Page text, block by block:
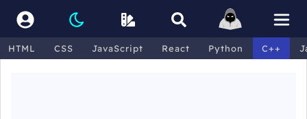
HTML CSS JavaScript React Python C++